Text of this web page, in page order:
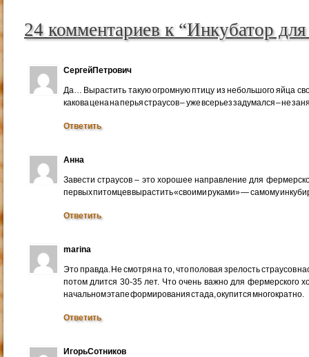
24 комментариев к “Инкубатор для
СергейПетрович
Да… Вырастить такую огромную птицу из небольшого яйца
какова цена на перья страусов – уже всерьез задумался – не
Ответить
Анна
Завести страусов – это хорошее направление для
первых питомцев вырастить «своими руками» — самому
Ответить
marina
Это правда. Не смотря на то, что половая зрелость страусов
потом длится 30-35 лет. Что очень важно для фермерского
начальном этапе формирования стада, окупится многократно.
Ответить
ИгорьСотников